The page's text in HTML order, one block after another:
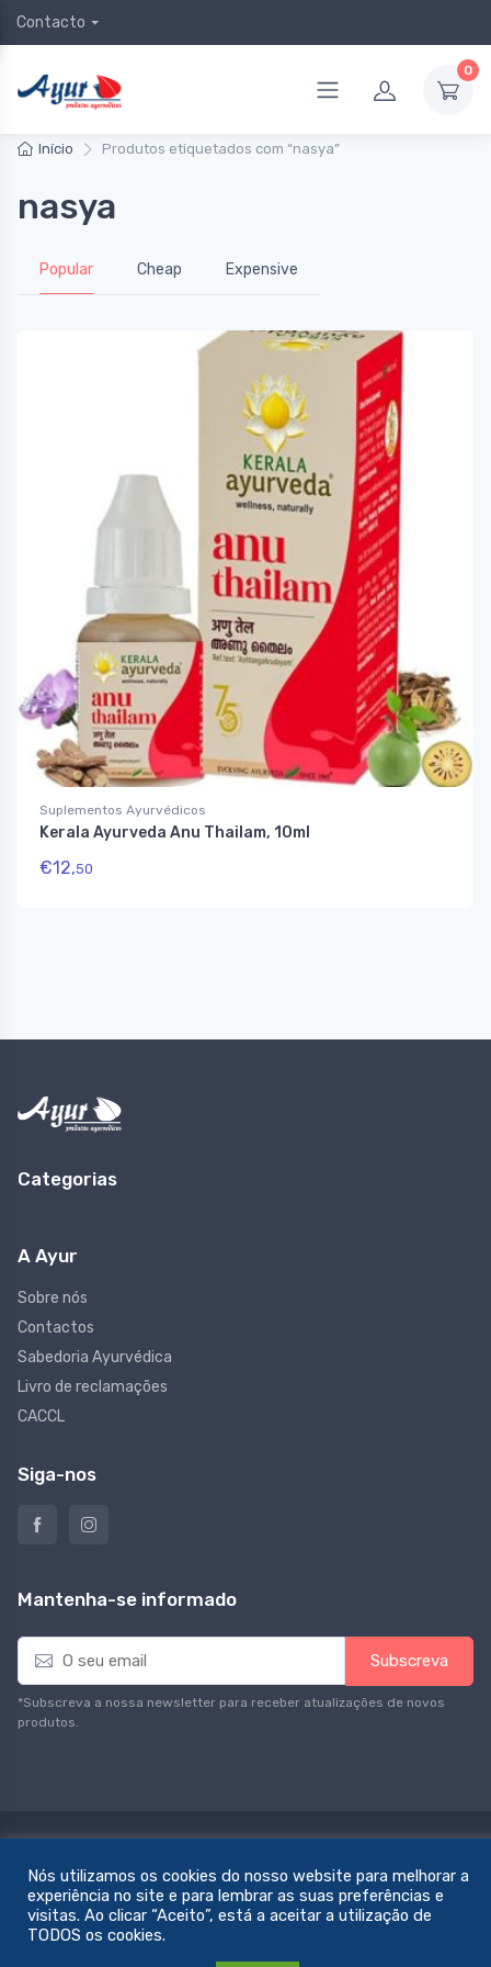
Contacto
0
Início Produtos etiquetados com “nasya”
nasya
Popular Cheap Expensive
Suplementos Ayurvédicos
Kerala Ayurveda Anu Thailam, 10ml
€12,50
Categorias
A Ayur
Sobre nós
Contactos
Sabedoria Ayurvédica
Livro de reclamações
CACCL
Siga-nos
Mantenha-se informado
E
a
i
l
Subscreva
*Subscreva a nossa newsletter para receber atualizações de novos
produtos.
Nós utilizamos os cookies do nosso website para melhorar a
experiência no site e para lembrar as suas preferências e
visitas. Ao clicar “Aceito”, está a aceitar a utilização de
TODOS os cookies.